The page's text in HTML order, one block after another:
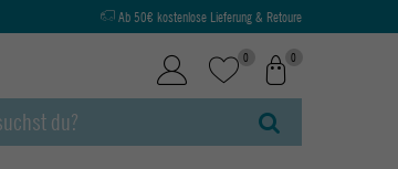
Ab 50€ kostenlose Lieferung & Retoure
0 0